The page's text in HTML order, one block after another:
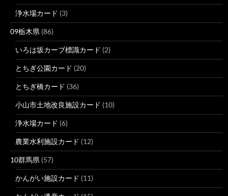
浄水場カード (3)
09栃木県 (86)
いろは坂カーブ標識カード (2)
とちぎ公園カード (20)
とちぎ橋カード (36)
小山市土地改良施設カード (10)
浄水場カード (6)
農業水利施設カード (12)
10群馬県 (57)
かんがい施設カード (11)